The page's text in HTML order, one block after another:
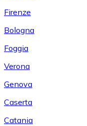
Firenze
Bologna
Foggia
Verona
Genova
Caserta
Catania